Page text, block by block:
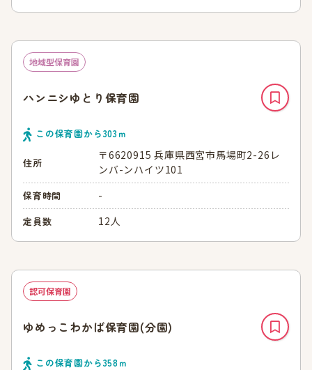
地域型保育園
ハンニシゆとり保育園
この保育園から303ｍ
住所
〒6620915 兵庫県西宮市馬場町2-26レ
ンバ-ンハイツ101
保育時間 -
定員数 12人
認可保育園
ゆめっこわかば保育園(分園)
この保育園から358ｍ